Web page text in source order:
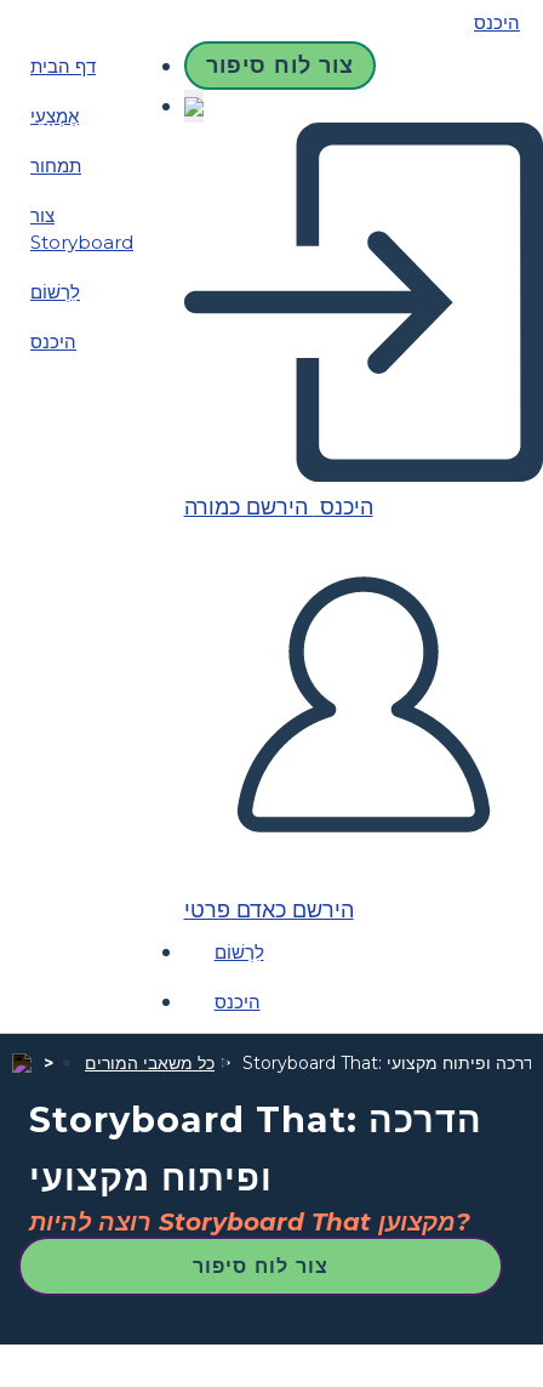
היכנס
דף הבית
אֶמְצָעִי
תמחור
צור
Storyboard
לִרְשׁוֹם
היכנס
צור לוח סיפור
היכנס הירשם כמורה
הירשם כאדם פרטי
לִרְשׁוֹם
היכנס
כל משאבי המורים Storyboard That: הדרכה ופיתוח מקצועי
Storyboard That: הדרכה
ופיתוח מקצועי
רוצה להיות Storyboard That מקצוען?
צור לוח סיפור